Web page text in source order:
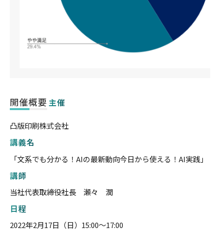
開催概要 主催
凸版印刷株式会社
講義名
「文系でも分かる！AIの最新動向今日から使える！AI実践」
講師
当社代表取締役社長 瀬々 潤
日程
2022年2月17日（日）15:00〜17:00